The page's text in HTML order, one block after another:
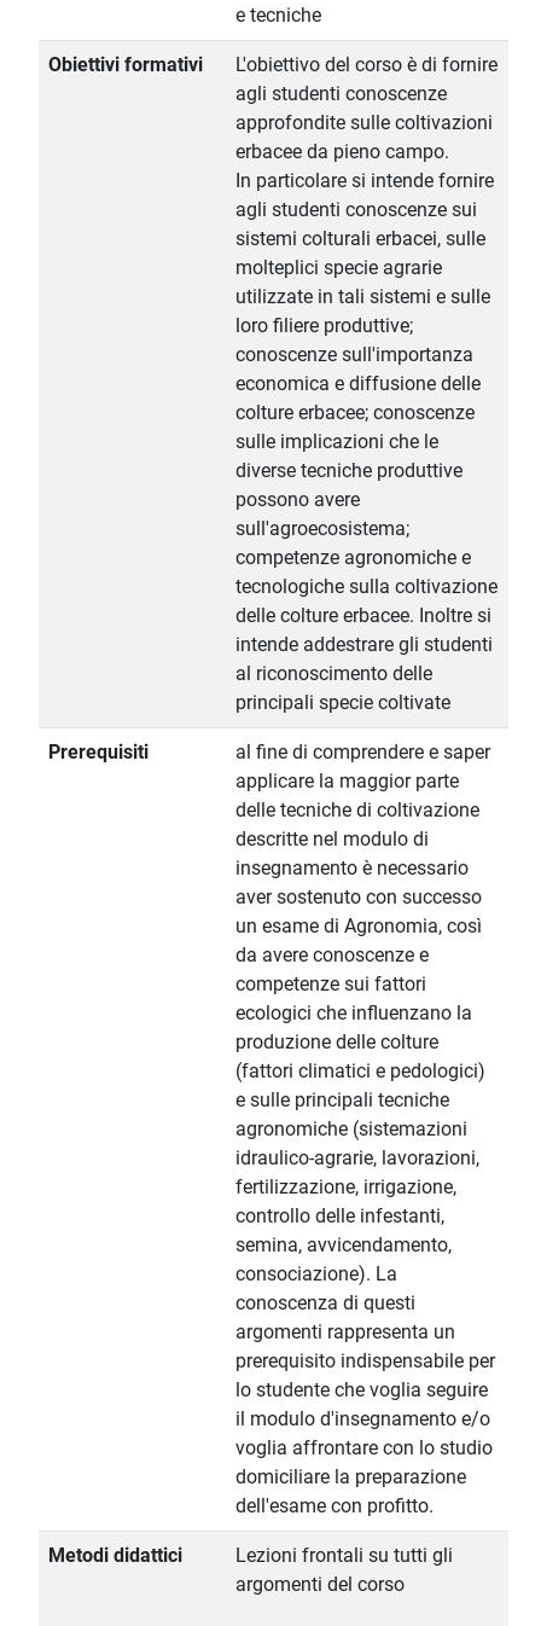
e tecniche
Obiettivi formativi
L'obiettivo del corso è di fornire
agli studenti conoscenze
approfondite sulle coltivazioni
erbacee da pieno campo.
In particolare si intende fornire
agli studenti conoscenze sui
sistemi colturali erbacei, sulle
molteplici specie agrarie
utilizzate in tali sistemi e sulle
loro filiere produttive;
conoscenze sull'importanza
economica e diffusione delle
colture erbacee; conoscenze
sulle implicazioni che le
diverse tecniche produttive
possono avere
sull'agroecosistema;
competenze agronomiche e
tecnologiche sulla coltivazione
delle colture erbacee. Inoltre si
intende addestrare gli studenti
al riconoscimento delle
principali specie coltivate
Prerequisiti
al fine di comprendere e saper
applicare la maggior parte
delle tecniche di coltivazione
descritte nel modulo di
insegnamento è necessario
aver sostenuto con successo
un esame di Agronomia, così
da avere conoscenze e
competenze sui fattori
ecologici che influenzano la
produzione delle colture
(fattori climatici e pedologici)
e sulle principali tecniche
agronomiche (sistemazioni
idraulico-agrarie, lavorazioni,
fertilizzazione, irrigazione,
controllo delle infestanti,
semina, avvicendamento,
consociazione). La
conoscenza di questi
argomenti rappresenta un
prerequisito indispensabile per
lo studente che voglia seguire
il modulo d'insegnamento e/o
voglia affrontare con lo studio
domiciliare la preparazione
dell'esame con profitto.
Metodi didattici
Lezioni frontali su tutti gli
argomenti del corso